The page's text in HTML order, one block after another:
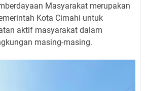
Masyarakat merupakan
Kota Cimahi untuk
aktif masyarakat dalam
masing-masing.